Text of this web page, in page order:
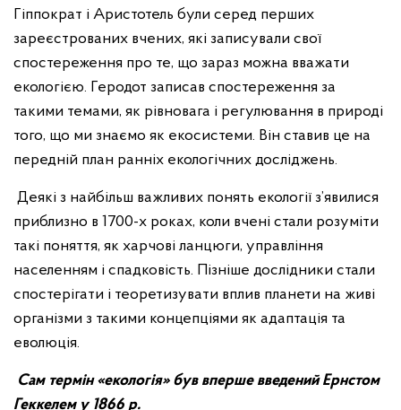
Гіппократ і Аристотель були серед перших
зареєстрованих вчених, які записували свої
спостереження про те, що зараз можна вважати
екологією. Геродот записав спостереження за
такими темами, як рівновага і регулювання в природі
того, що ми знаємо як екосистеми. Він ставив це на
передній план ранніх екологічних досліджень.
Деякі з найбільш важливих понять екології з’явилися
приблизно в 1700-х роках, коли вчені стали розуміти
такі поняття, як харчові ланцюги, управління
населенням і спадковість. Пізніше дослідники стали
спостерігати і теоретизувати вплив планети на живі
організми з такими концепціями як адаптація та
еволюція.
Сам термін «екологія» був вперше введений Ернстом
Геккелем у 1866 р.